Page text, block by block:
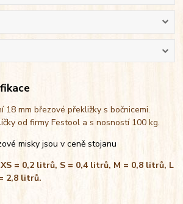
18 mm březové překližky s bočnicemi.
od firmy Festool a s nosností 100 kg.
misky jsou v ceně stojanu
= 0,2 litrů, S = 0,4 litrů, M = 0,8 litrů, L
2,8 litrů.